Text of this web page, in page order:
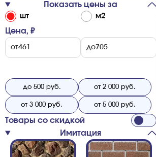
Показать цены за
шт м2
Цена, ₽
от до
до 500 руб. от 2 000 руб.
от 3 000 руб. от 5 000 руб.
Товары со скидкой
Имитация